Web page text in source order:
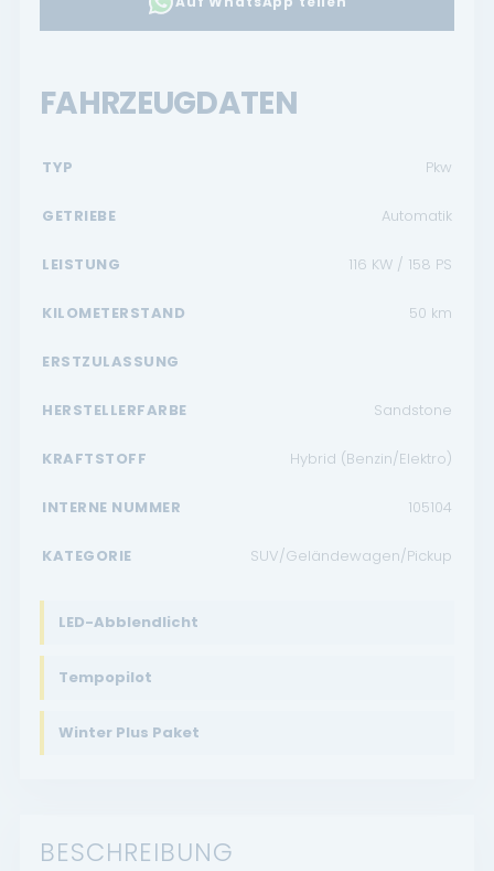
FAHRZEUGDATEN
TYP Pkw
GETRIEBE Automatik
LEISTUNG 116 KW / 158 PS
KILOMETERSTAND 50 km
ERSTZULASSUNG
HERSTELLERFARBE Sandstone
KRAFTSTOFF Hybrid (Benzin/Elektro)
INTERNE NUMMER 105104
KATEGORIE SUV/Geländewagen/Pickup
LED-Abblendlicht
Tempopilot
Winter Plus Paket
BESCHREIBUNG